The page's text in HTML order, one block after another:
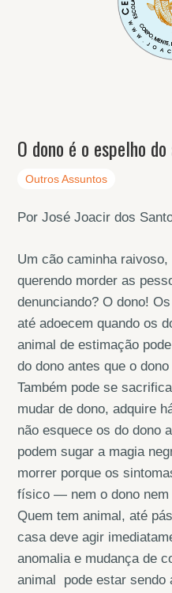
O dono é o espelho
Outros Assuntos
Por José Joacir dos
Um cão caminha
querendo morder as
denunciando? O dono!
até adoecem quando os
animal de estimação
do dono antes que o
Também pode se
mudar de dono, adquire
não esquece os do dono
podem sugar a magia
morrer porque os
físico — nem o dono nem
Quem tem animal, até
casa deve agir
anomalia e mudança de
animal pode estar sendo